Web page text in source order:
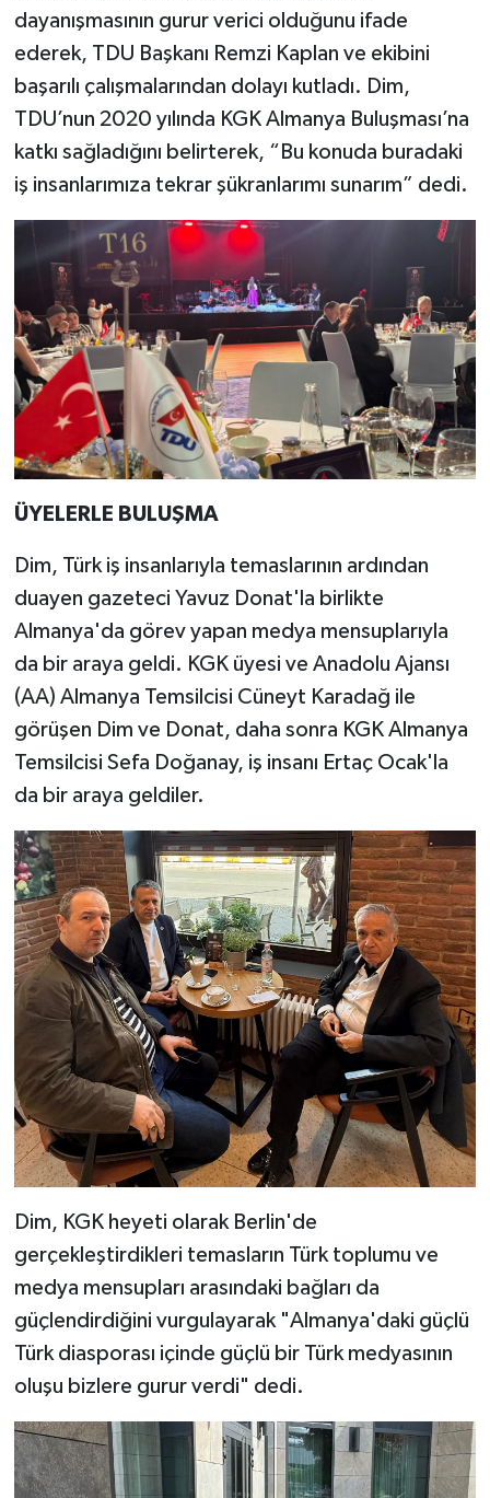
dayanışmasının gurur verici olduğunu ifade
ederek, TDU Başkanı Remzi Kaplan ve ekibini
başarılı çalışmalarından dolayı kutladı. Dim,
TDU’nun 2020 yılında KGK Almanya Buluşması’na
katkı sağladığını belirterek, “Bu konuda buradaki
iş insanlarımıza tekrar şükranlarımı sunarım” dedi.
ÜYELERLE BULUŞMA
Dim, Türk iş insanlarıyla temaslarının ardından
duayen gazeteci Yavuz Donat'la birlikte
Almanya'da görev yapan medya mensuplarıyla
da bir araya geldi. KGK üyesi ve Anadolu Ajansı
(AA) Almanya Temsilcisi Cüneyt Karadağ ile
görüşen Dim ve Donat, daha sonra KGK Almanya
Temsilcisi Sefa Doğanay, iş insanı Ertaç Ocak'la
da bir araya geldiler.
Dim, KGK heyeti olarak Berlin'de
gerçekleştirdikleri temasların Türk toplumu ve
medya mensupları arasındaki bağları da
güçlendirdiğini vurgulayarak "Almanya'daki güçlü
Türk diasporası içinde güçlü bir Türk medyasının
oluşu bizlere gurur verdi" dedi.